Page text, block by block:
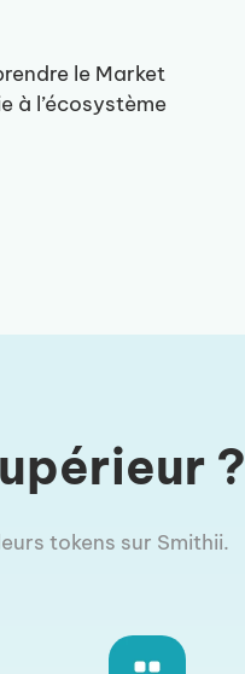
le Market
à l’écosystème
?
tokens sur Smithii.